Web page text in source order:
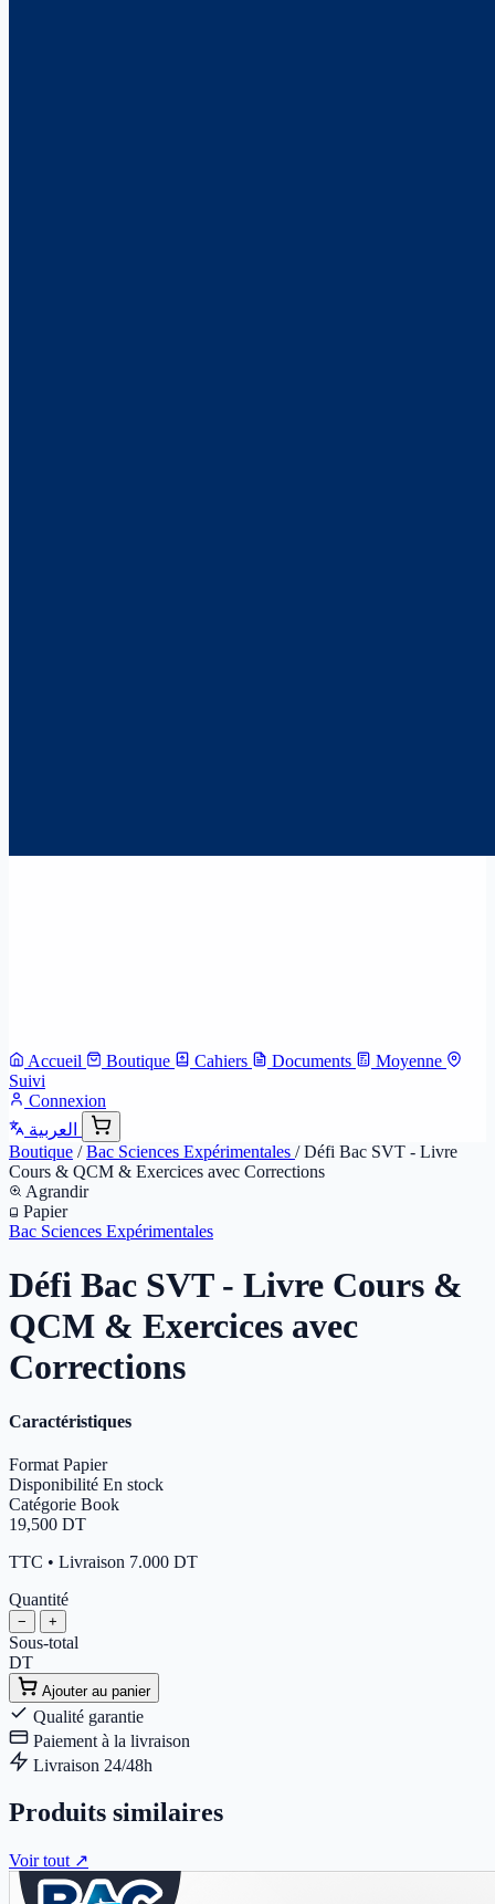
Accueil Boutique Cahiers Documents
Moyenne
Suivi
Connexion
العربية
Boutique / Bac Sciences Expérimentales / Défi Bac SVT - Livre
Cours & QCM & Exercices avec Corrections
Agrandir
Papier
Bac Sciences Expérimentales
Défi Bac SVT - Livre Cours &
QCM & Exercices avec
Corrections
Caractéristiques
Format Papier
Disponibilité En stock
Catégorie Book
19,500 DT
TTC • Livraison 7.000 DT
Quantité
− +
Sous-total
DT
Ajouter au panier
Qualité garantie
Paiement à la livraison
Livraison 24/48h
Produits similaires
Voir tout ↗